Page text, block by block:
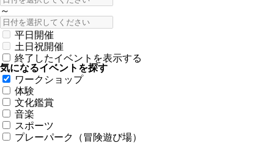
～
平日開催
土日祝開催
終了したイベントを表示する
気になるイベントを探す
ワークショップ
体験
文化鑑賞
音楽
スポーツ
プレーパーク（冒険遊び場）